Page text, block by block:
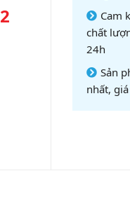
Cam
chất
24h
Sản
nhất,